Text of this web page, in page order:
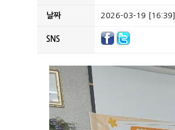
날짜 2026-03-19 [16:39]
SNS